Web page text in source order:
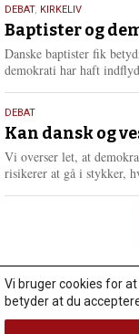
18.
maj
2026
DEBAT, KIRKELIV
Baptister og
Danske baptister fik
demokrati har haft
18.
maj
2026
DEBAT
Kan dansk og
Vi overser let, at
risikerer at gå i stykker,
Vi bruger cookies for
betyder at du